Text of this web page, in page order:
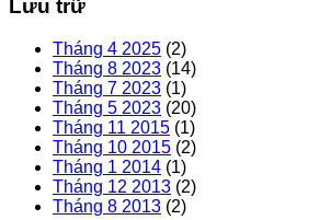
Lưu trữ
Tháng 4 2025 (2)
Tháng 8 2023 (14)
Tháng 7 2023 (1)
Tháng 5 2023 (20)
Tháng 11 2015 (1)
Tháng 10 2015 (2)
Tháng 1 2014 (1)
Tháng 12 2013 (2)
Tháng 8 2013 (2)